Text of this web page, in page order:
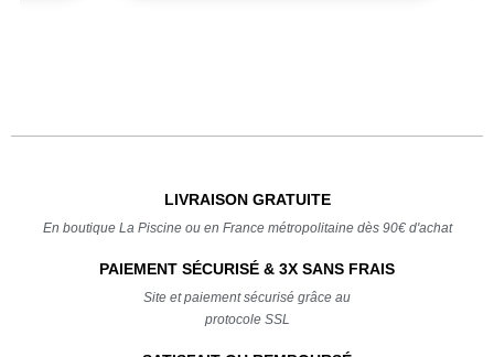
LIVRAISON GRATUITE
En boutique La Piscine ou en France métropolitaine dès 90€ d'achat
PAIEMENT SÉCURISÉ & 3X SANS FRAIS
Site et paiement sécurisé grâce au
protocole SSL